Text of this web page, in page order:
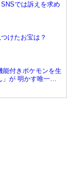
では訴えを求め
けたお宝は？
能付きポケモンを生
が 明かす唯一無